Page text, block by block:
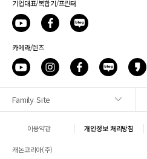
기업대표/복합기/프린터
카메라/렌즈
Family Site
이용약관 개인정보 처리방침
캐논코리아(주)